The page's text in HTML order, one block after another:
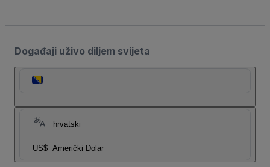
Događaji uživo diljem svijeta
hrvatski
US$ Američki Dolar